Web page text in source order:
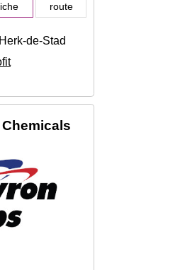
route
de-Stad